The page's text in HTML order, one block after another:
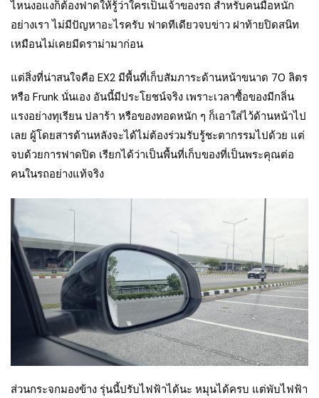
ไหนงอแงก็ต้องฟาดให้รู้ว่าใครเป็นเจ้าของรถ สำหรับคนมือหนัก
อย่างเรา ไม่มีปัญหาอะไรครับ ฟาดทีเดียวจบข่าว ฝาท้ายปิดสนิท
เหมือนไม่เคยมีดราม่ามาก่อน
แต่สิ่งที่น่าสนใจคือ EX2 มีพื้นที่เก็บสัมภาระด้านหน้าขนาด 70 ลิตร
หรือ Frunk นั่นเอง อันนี้มีประโยชน์จริง เพราะเวลาซื้อของมีกลิ่น
แรงอย่างทุเรียน ปลาร้า หรือของทอดหนัก ๆ ก็เอาใส่ไว้ด้านหน้าไป
เลย ผู้โดยสารด้านหลังจะได้ไม่ต้องร่วมรับรู้ชะตากรรมไปด้วย แต่
จบด้วยการฟาดปิด เรียกได้ว่าเป็นพื้นที่เก็บของที่เป็นพระคุณต่อ
คนในรถอย่างแท้จริง
ส่วนกระจกมองข้าง รุ่นนี้ปรับไฟฟ้าได้นะ หมุนได้ครบ แต่พับไฟฟ้า